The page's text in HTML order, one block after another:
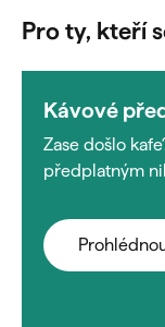
Pro ty, kteří
Kávové
Zase došlo
předplatným